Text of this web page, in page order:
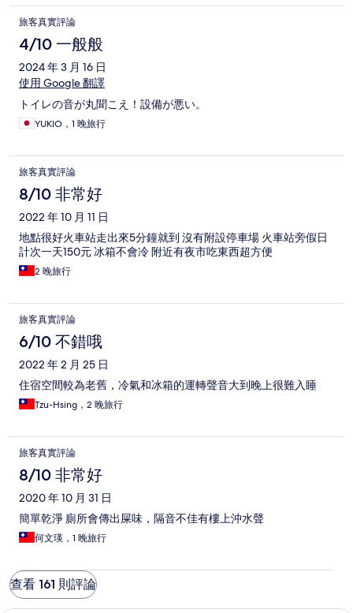
旅客真實評論
4/10 一般般
2024 年 3 月 16 日
使用 Google 翻譯
トイレの音が丸聞こえ！設備が悪い。
YUKIO，1 晚旅行
旅客真實評論
8/10 非常好
2022 年 10 月 11 日
地點很好火車站走出來5分鐘就到 沒有附設停車場 火車站旁假日
計次一天150元 冰箱不會冷 附近有夜市吃東西超方便
2 晚旅行
旅客真實評論
6/10 不錯哦
2022 年 2 月 25 日
住宿空間較為老舊，冷氣和冰箱的運轉聲音大到晚上很難入睡
Tzu-Hsing，2 晚旅行
旅客真實評論
8/10 非常好
2020 年 10 月 31 日
簡單乾淨 廁所會傳出屎味，隔音不佳有樓上沖水聲
何文瑛，1 晚旅行
查看 161 則評論